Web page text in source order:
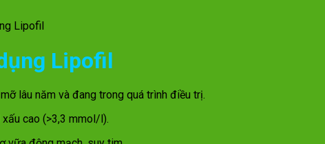
Lipofil
Lipofil
lâu năm và đang trong quá trình điều trị.
cao (>3,3 mmol/l).